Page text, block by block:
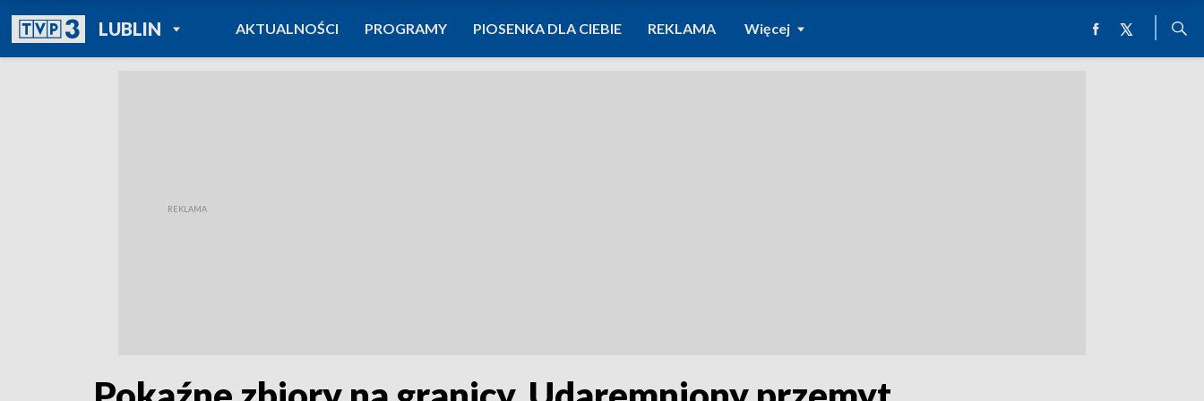
LUBLINPOWRÓT DO
TVP REGIONY
AKTUALNOŚCI PROGRAMY PIOSENKA DLA CIEBIE REKLAMA Więcej